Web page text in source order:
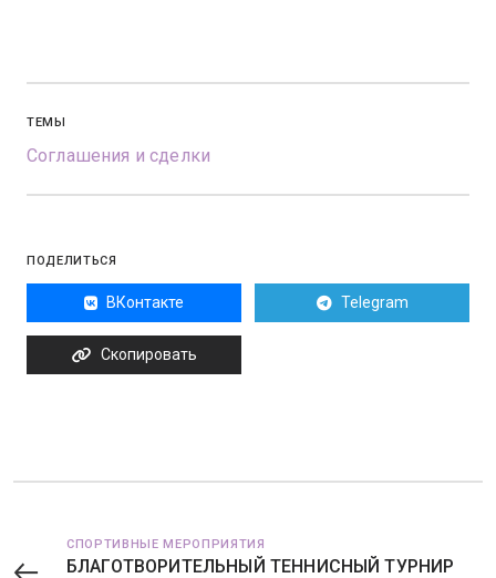
ТЕМЫ
Соглашения и сделки
ПОДЕЛИТЬСЯ
ВКонтакте Telegram
Скопировать
СПОРТИВНЫЕ МЕРОПРИЯТИЯ
БЛАГОТВОРИТЕЛЬНЫЙ ТЕННИСНЫЙ ТУРНИР